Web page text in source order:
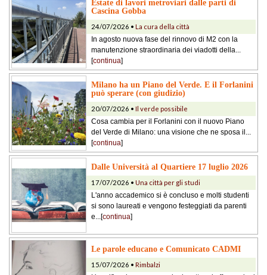
Estate di lavori metroviari dalle parti di
Cascina Gobba
24/07/2026 • La cura della città
In agosto nuova fase del rinnovo di M2 con la
manutenzione straordinaria dei viadotti della...
[continua]
Milano ha un Piano del Verde. E il Forlanini
può sperare (con giudizio)
20/07/2026 • Il verde possibile
Cosa cambia per il Forlanini con il nuovo Piano
del Verde di Milano: una visione che ne sposa il...
[continua]
Dalle Università al Quartiere 17 luglio 2026
17/07/2026 • Una città per gli studi
L'anno accademico si è concluso e molti studenti
si sono laureati e vengono festeggiati da parenti
e...[continua]
Le parole educano e Comunicato CADMI
15/07/2026 • Rimbalzi